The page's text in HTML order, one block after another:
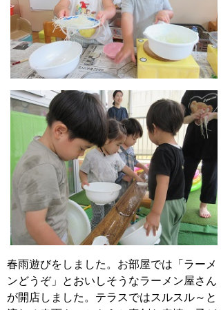
春雨遊びをしました。お部屋では「ラーメ
ンどうぞ」とおいしそうなラーメン屋さん
が開店しました。テラスではスルスル～と